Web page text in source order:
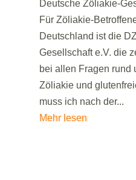
Deutsche Zöliakie-
Für Zöliakie-
Deutschland ist die
Gesellschaft e.V. die
bei allen Fragen rund
Zöliakie und
muss ich nach der...
Mehr lesen